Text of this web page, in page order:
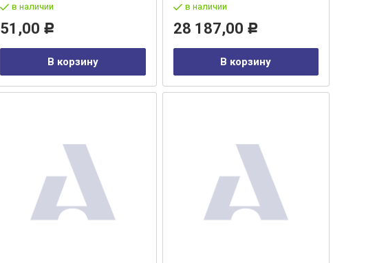
в наличии
51,00 Р
В корзину
в наличии
28 187,00 Р
В корзину